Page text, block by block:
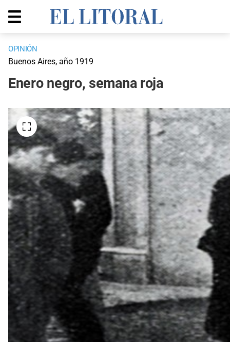
OPINIÓN
Buenos Aires, año 1919
Enero negro, semana roja